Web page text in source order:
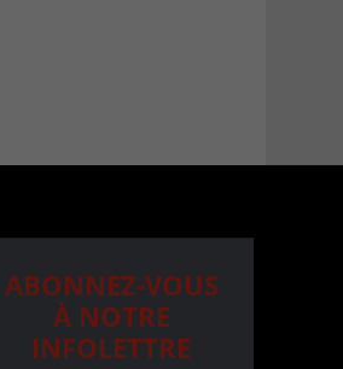
ABONNEZ-VOUS
À NOTRE
INFOLETTRE